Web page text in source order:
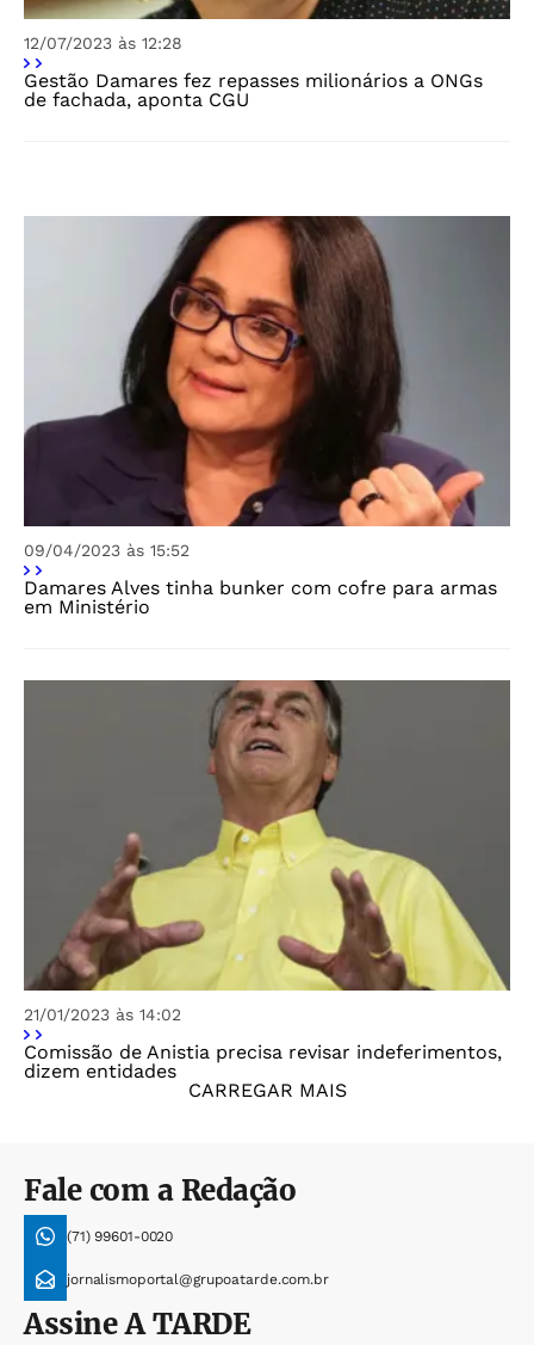
12/07/2023 às 12:28
Gestão Damares fez repasses milionários a ONGs
de fachada, aponta CGU
09/04/2023 às 15:52
Damares Alves tinha bunker com cofre para armas
em Ministério
21/01/2023 às 14:02
Comissão de Anistia precisa revisar indeferimentos,
dizem entidades
CARREGAR MAIS
Fale com a Redação
(71) 99601-0020
jornalismoportal@grupoatarde.com.br
AssineA TARDE